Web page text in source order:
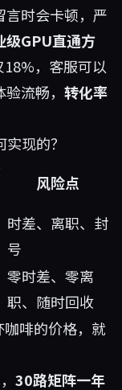
时会卡顿，严
级GPU直通方
，客服可以
流畅， 转化率
现的？
风险点
时差、离职、封
号
零时差、零离
职、随时回收
咖啡的价格，就
30路矩阵一年